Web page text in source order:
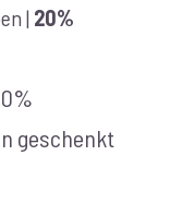
| 20%
geschenkt